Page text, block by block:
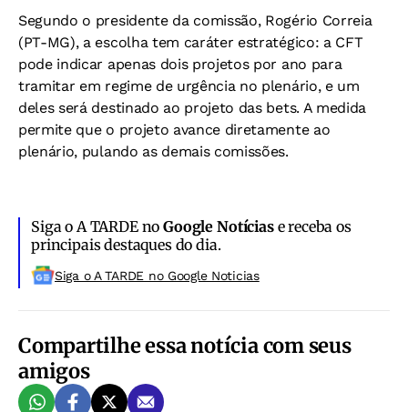
Segundo o presidente da comissão, Rogério Correia
(PT-MG), a escolha tem caráter estratégico: a CFT
pode indicar apenas dois projetos por ano para
tramitar em regime de urgência no plenário, e um
deles será destinado ao projeto das bets. A medida
permite que o projeto avance diretamente ao
plenário, pulando as demais comissões.
Siga o A TARDE noGoogle Notíciase receba os
principais destaques do dia.
Siga o A TARDE no Google Noticias
Compartilhe essa notícia com seus
amigos